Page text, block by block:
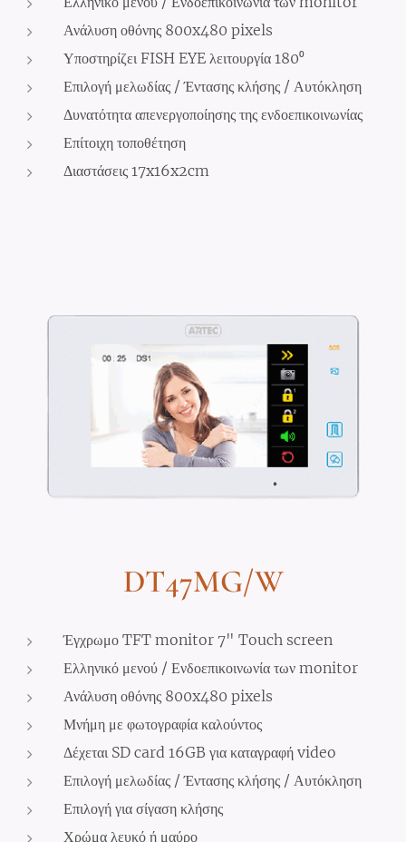
Ανάλυση οθόνης 800x480 pixels
Υποστηρίζει FISH EYE λειτουργία 180⁰
Επιλογή μελωδίας / Έντασης κλήσης / Αυτόκληση
Δυνατότητα απενεργοποίησης της ενδοεπικοινωνίας
Επίτοιχη τοποθέτηση
Διαστάσεις 17x16x2cm
DT47MG/W
Έγχρωμο TFT monitor 7" Touch screen
Ελληνικό μενού / Ενδοεπικοινωνία των monitor
Ανάλυση οθόνης 800x480 pixels
Μνήμη με φωτογραφία καλούντος
Δέχεται SD card 16GB για καταγραφή video
Επιλογή μελωδίας / Έντασης κλήσης / Αυτόκληση
Επιλογή για σίγαση κλήσης
Χρώμα λευκό ή μαύρο